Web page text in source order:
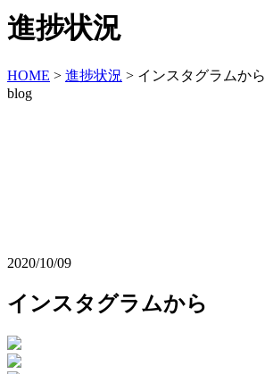
進捗状況
HOME > 進捗状況 > インスタグラムから
blog
2020/10/09
インスタグラムから